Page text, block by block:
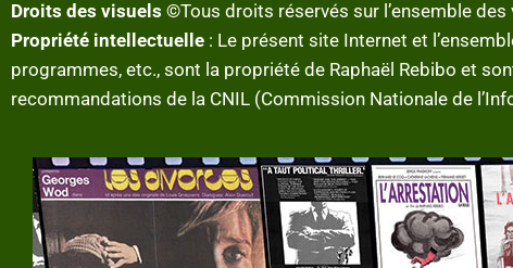
Droits des visuels ©Tous droits réservés sur l’ensemble
Propriété intellectuelle : Le présent site Internet et
programmes, etc., sont la propriété de Raphaël Rebibo et
recommandations de la CNIL (Commission Nationale de